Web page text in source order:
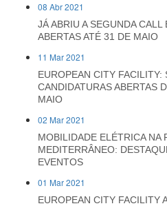
08 Abr 2021
JÁ ABRIU A SEGUNDA
ABERTAS ATÉ 31 DE MAIO
11 Mar 2021
EUROPEAN CITY FACILITY:
CANDIDATURAS ABERTAS
MAIO
02 Mar 2021
MOBILIDADE ELÉTRICA NA
MEDITERRÂNEO:
EVENTOS
01 Mar 2021
EUROPEAN CITY FACILITY